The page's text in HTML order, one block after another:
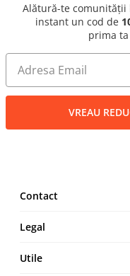
Alătură-te comunității
instant un cod de
prima
VREAU
Contact
MAKE IT LOGIC SRL
Str. Lt. Aurel Botea, Nr.
România
Legal
Termeni și Condiții
Utile